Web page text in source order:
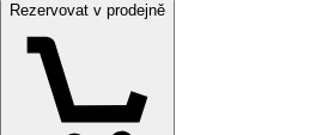
Rezervovat v prodejně